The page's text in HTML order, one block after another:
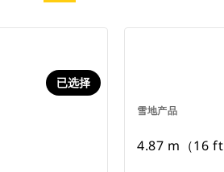
已选择
雪地产品
4.87 m（16